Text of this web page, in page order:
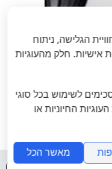
הגלישה, ניתוח
אישיות. חלק מהעוגיות
לשימוש בכל סוגי
החיוניות או
מאשר הכל